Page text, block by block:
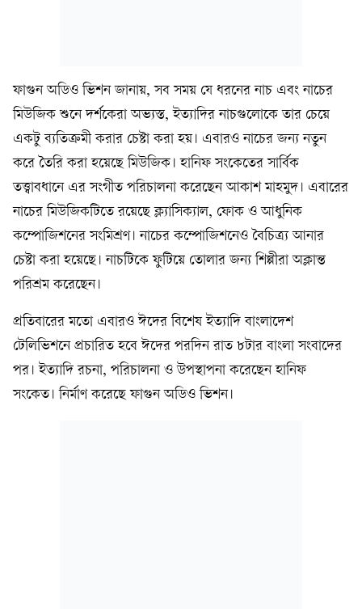
ফাগুন অডিও ভিশন জানায়, সব সময় যে ধরনের নাচ এবং নাচের
মিউজিক শুনে দর্শকেরা অভ্যস্ত, ইত্যাদির নাচগুলোকে তার চেয়ে
একটু ব্যতিক্রমী করার চেষ্টা করা হয়। এবারও নাচের জন্য নতুন
করে তৈরি করা হয়েছে মিউজিক। হানিফ সংকেতের সার্বিক
তত্ত্বাবধানে এর সংগীত পরিচালনা করেছেন আকাশ মাহমুদ। এবারের
নাচের মিউজিকটিতে রয়েছে ক্ল্যাসিক্যাল, ফোক ও আধুনিক
কম্পোজিশনের সংমিশ্রণ। নাচের কম্পোজিশনেও বৈচিত্র্য আনার
চেষ্টা করা হয়েছে। নাচটিকে ফুটিয়ে তোলার জন্য শিল্পীরা অক্লান্ত
পরিশ্রম করেছেন।
প্রতিবারের মতো এবারও ঈদের বিশেষ ইত্যাদি বাংলাদেশ
টেলিভিশনে প্রচারিত হবে ঈদের পরদিন রাত ৮টার বাংলা সংবাদের
পর। ইত্যাদি রচনা, পরিচালনা ও উপস্থাপনা করেছেন হানিফ
সংকেত। নির্মাণ করেছে ফাগুন অডিও ভিশন।